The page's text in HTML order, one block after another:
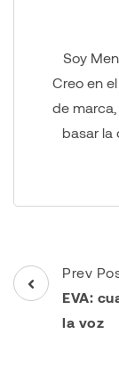
Soy
Creo en
de
basar la
Post
Prev
EVA:
la voz